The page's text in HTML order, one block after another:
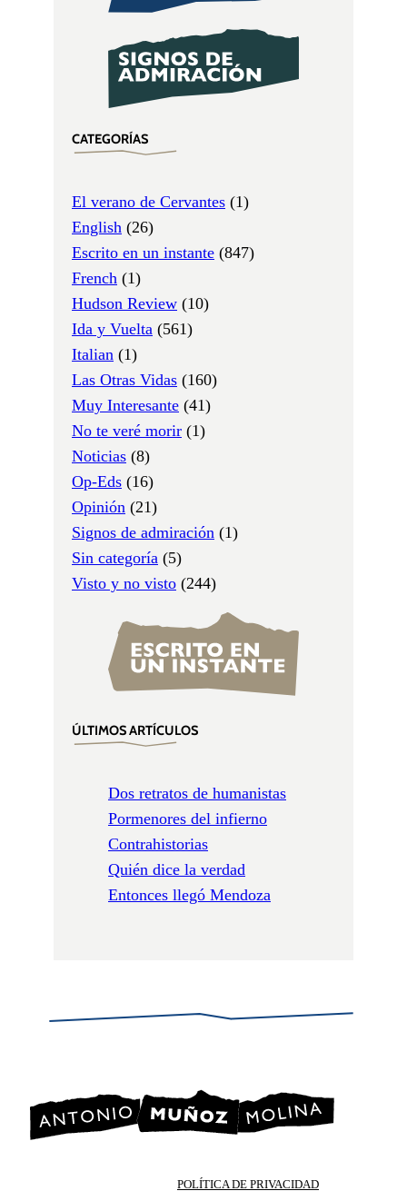
CATEGORÍAS
El verano de Cervantes (1)
English (26)
Escrito en un instante (847)
French (1)
Hudson Review (10)
Ida y Vuelta (561)
Italian (1)
Las Otras Vidas (160)
Muy Interesante (41)
No te veré morir (1)
Noticias (8)
Op-Eds (16)
Opinión (21)
Signos de admiración (1)
Sin categoría (5)
Visto y no visto (244)
ÚLTIMOS ARTÍCULOS
Dos retratos de humanistas
Pormenores del infierno
Contrahistorias
Quién dice la verdad
Entonces llegó Mendoza
POLÍTICA DE PRIVACIDAD